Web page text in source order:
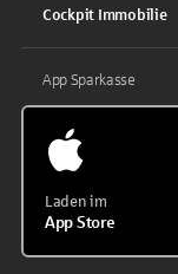
Cockpit Immobilie
App Sparkasse
Laden im
App Store